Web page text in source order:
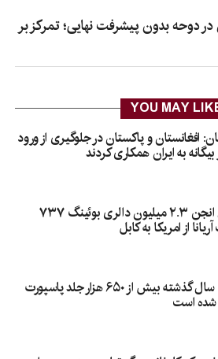
در دوحه بدون پیشرفت نهایی؛ تمرکز بر
YOU MAY
افغانستان و پاکستان در جلوگیری از ورود
به ایران همکاری کردند
انتقال انجن ۲.۳ میلیون دالری بوئینگ ۷۳۷
از امریکا به کابل
در یک سال گذشته بیش از ۶۵۰ هزار جلد پاسپورت
شده است